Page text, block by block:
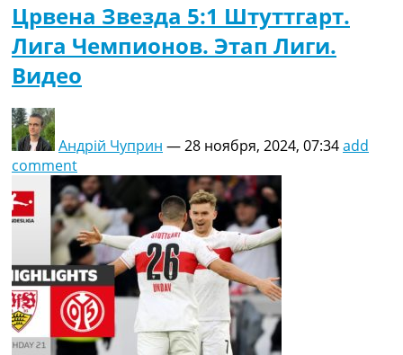
Црвена Звезда 5:1 Штуттгарт.
Лига Чемпионов. Этап Лиги.
Видео
Андрій Чуприн —28 ноября, 2024, 07:34add
comment